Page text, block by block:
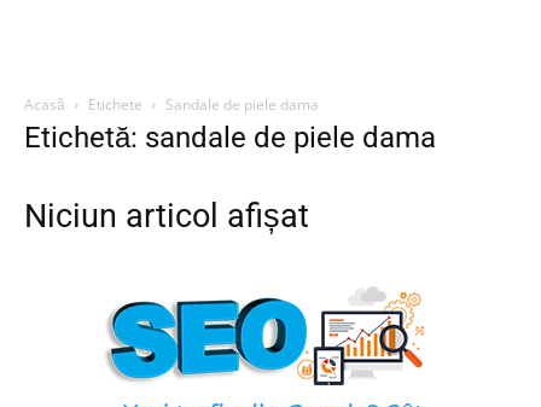
Acasă Etichete Sandale de piele dama
Etichetă: sandale de piele dama
Niciun articol afișat